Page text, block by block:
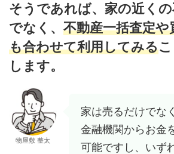
そうであれば、家の近く
でなく、 不動産一括査定や
も合わせて利用してみる
します。
物屋敷 整太
家は売るだけでな
金融機関からお金
可能ですし、いず